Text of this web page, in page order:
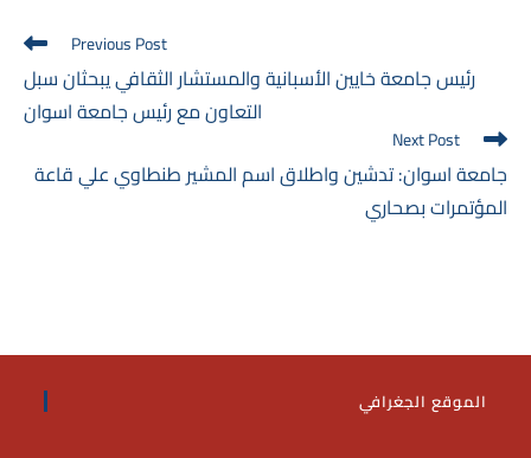
Read
more
articles
Previous Post
رئيس جامعة خايين الأسبانية والمستشار الثقافي يبحثان سبل
التعاون مع رئيس جامعة اسوان
Next Post
جامعة اسوان: تدشين واطلاق اسم المشير طنطاوي علي قاعة
المؤتمرات بصحاري
الموقع الجغرافي